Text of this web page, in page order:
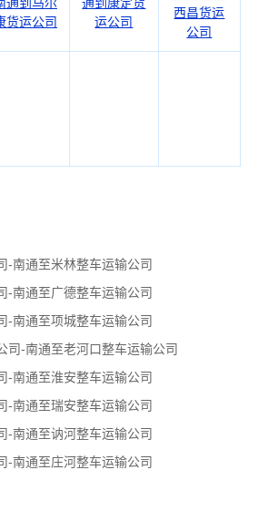
货运公司
运公司
西昌货运
公司
-南通至米林整车运输公司
-南通至广德整车运输公司
-南通至项城整车运输公司
司-南通至老河口整车运输公司
-南通至淮安整车运输公司
-南通至瑞安整车运输公司
-南通至讷河整车运输公司
-南通至庄河整车运输公司